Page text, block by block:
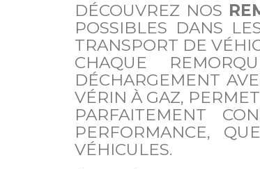
DÉCOUVREZ NOS
POSSIBLES DANS
TRANSPORT DE
CHAQUE
DÉCHARGEMENT
VÉRIN À GAZ,
PARFAITEMENT
PERFORMANCE,
VÉHICULES.